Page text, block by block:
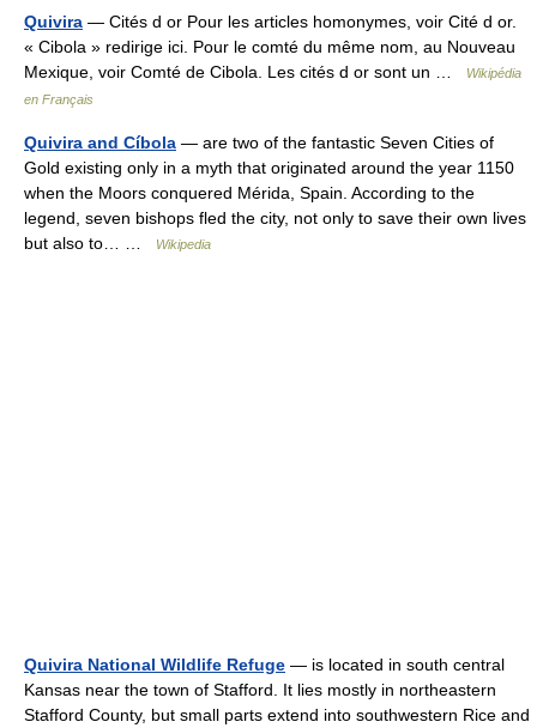
Quivira — Cités d or Pour les articles homonymes, voir Cité d or.
« Cibola » redirige ici. Pour le comté du même nom, au Nouveau
Mexique, voir Comté de Cibola. Les cités d or sont un …
Wikipédia
en Français
Quivira and Cíbola — are two of the fantastic Seven Cities of
Gold existing only in a myth that originated around the year 1150
when the Moors conquered Mérida, Spain. According to the
legend, seven bishops fled the city, not only to save their own lives
but also to… …
Wikipedia
Quivira National Wildlife Refuge — is located in south central
Kansas near the town of Stafford. It lies mostly in northeastern
Stafford County, but small parts extend into southwestern Rice and